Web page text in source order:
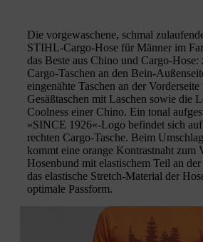
Die vorgewaschene, schmal
STIHL-Cargo-Hose für Männer im
das Beste aus Chino und Cargo-Hose:
Cargo-Taschen an den Bein-
eingenähte Taschen an der
Gesäßtaschen mit Laschen sowie die
Coolness einer Chino. Ein tonal
»SINCE 1926«-Logo befindet sich
rechten Cargo-Tasche. Beim
kommt eine orange Kontrastnaht zum
Hosenbund mit elastischem Teil an
das elastische Stretch-Material der
optimale Passform.